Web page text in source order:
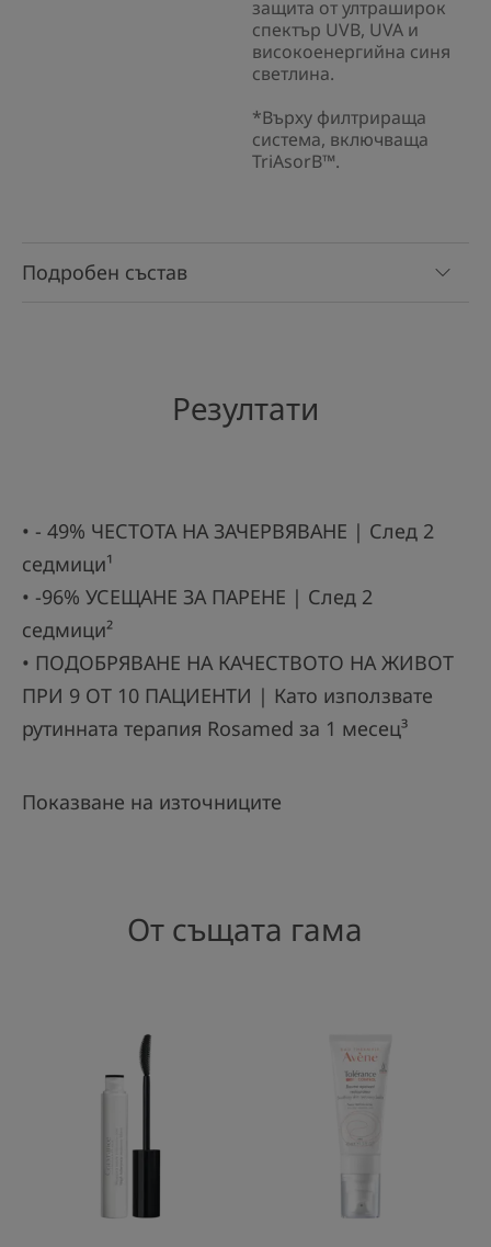
Подробен състав
защита от ултраширок
спектър UVB, UVA и
високоенергийна синя
светлина.
*Върху филтрираща
система, включваща
TriAsorB™.
Резултати
• - 49% ЧЕСТОТА НА ЗАЧЕРВЯВАНЕ | След 2
седмици¹
• -96% УСЕЩАНЕ ЗА ПАРЕНЕ | След 2
седмици²
• ПОДОБРЯВАНЕ НА КАЧЕСТВОТО НА ЖИВОТ
ПРИ 9 ОТ 10 ПАЦИЕНТИ | Като използвате
рутинната терапия Rosamed за 1 месец³
Показване на източниците
От същата гама
СПИРАЛА
HIGH
TOLERANCE
БАЛСАМ